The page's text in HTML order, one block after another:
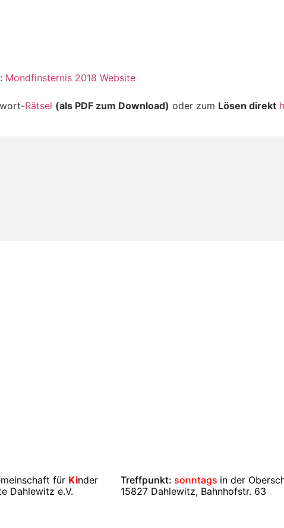
Mondfinsternis 2018 Website
Rätsel (als PDF zum Download) oder zum Lösen direkt
für Kinder
Dahlewitz e.V.
Treffpunkt: sonntags in der
15827 Dahlewitz, Bahnhofstr. 63